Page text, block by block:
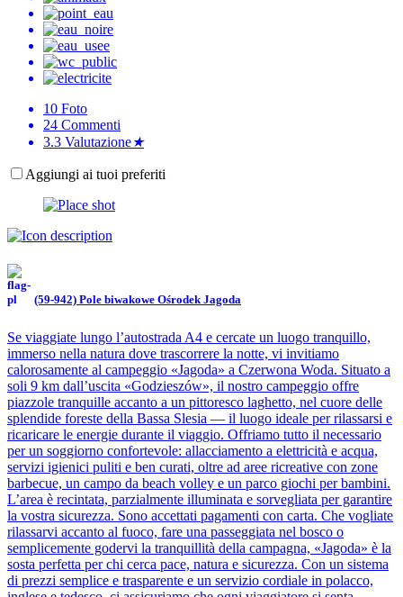
10 Foto
24 Commenti
3.3 Valutazione★
Aggiungi ai tuoi preferiti
(59-942) Pole biwakowe Ośrodek Jagoda
Se viaggiate lungo l’autostrada A4 e cercate un luogo tranquillo,
immerso nella natura dove trascorrere la notte, vi invitiamo
calorosamente al campeggio «Jagoda» a Czerwona Woda. Situato a
soli 9 km dall’uscita «Godzieszów», il nostro campeggio offre
piazzole tranquille accanto a un pittoresco laghetto, nel cuore delle
splendide foreste della Bassa Slesia — il luogo ideale per rilassarsi e
ricaricare le energie durante il viaggio. Offriamo tutto il necessario
per un soggiorno confortevole: allacciamento a elettricità e acqua,
servizi igienici puliti e ben curati, oltre ad aree ricreative con zone
barbecue, un campo da beach volley e un parco giochi per bambini.
L’area è recintata, parzialmente illuminata e sorvegliata per garantire
la vostra sicurezza. Sono accettati pagamenti con carta. Che vogliate
rilassarvi accanto al fuoco, fare una passeggiata nel bosco o
semplicemente godervi la tranquillità della campagna, «Jagoda» è la
sosta perfetta per chi cerca pace, natura e sicurezza. Con un sistema
di prezzi semplice e trasparente e un servizio cordiale in polacco,